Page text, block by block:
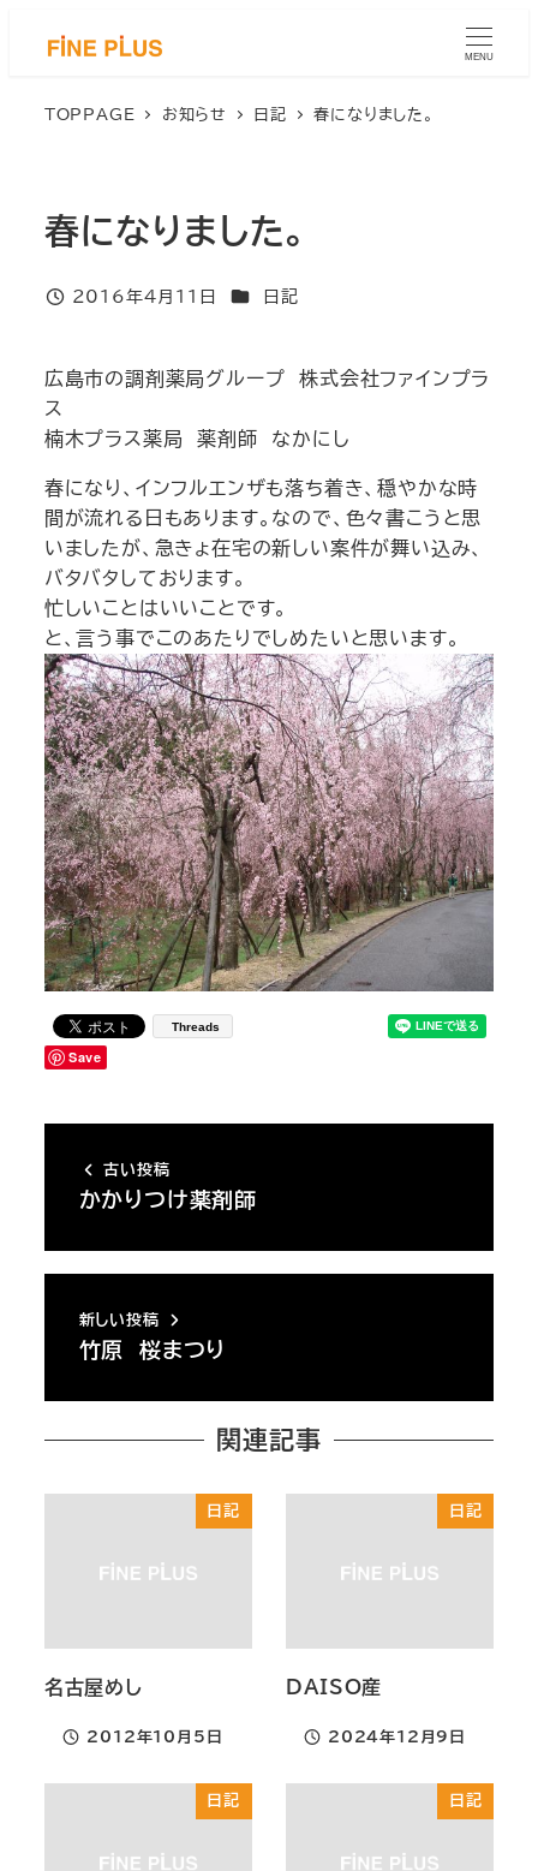
MENU
TOPPAGE お知らせ 日記 春になりました。
春になりました。
投稿日
2016年4月11日 カテゴリー
日記
広島市の調剤薬局グループ 株式会社ファインプラ
ス
楠木プラス薬局 薬剤師 なかにし
春になり、インフルエンザも落ち着き、穏やかな時
間が流れる日もあります。なので、色々書こうと思
いましたが、急きょ在宅の新しい案件が舞い込み、
バタバタしております。
忙しいことはいいことです。
と、言う事でこのあたりでしめたいと思います。
Threads
Save
古い投稿
かかりつけ薬剤師
新しい投稿
竹原 桜まつり
関連記事
日記
名古屋めし
投稿日
2012年10月5日
日記
DAISO産
投稿日
2024年12月9日
日記 日記